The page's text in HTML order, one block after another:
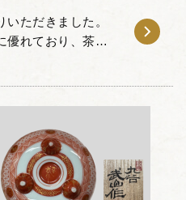
ただきました。
優れており、茶葉
いことから、古